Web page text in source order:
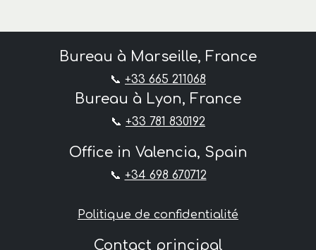
Bureau à Marseille, France
📞 +33 665 211068
Bureau à Lyon, France
📞 +33 781 830192
Office in Valencia, Spain
📞 +34 698 670712
Politique de confidentialité
Contact principal